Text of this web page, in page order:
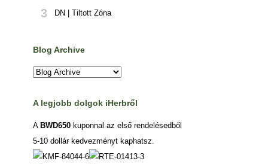
DN | Tiltott Zóna
Blog Archive
A legjobb dolgok iHerbről
A BWD650 kuponnal az első rendelésedből
5-10 dollár kedvezményt kaphatsz.